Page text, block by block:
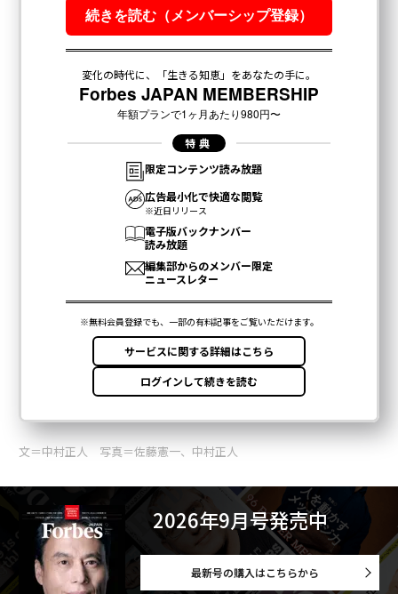
文＝中村正人 写真＝佐藤憲一、中村正人
2026年9月号発売中
最新号の購入はこちらから